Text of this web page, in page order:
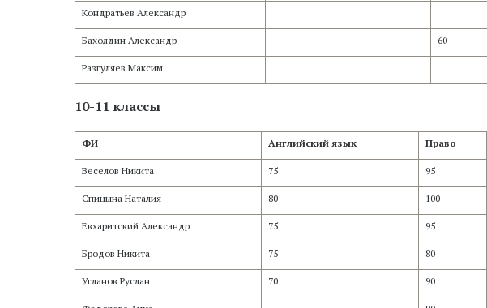
Кондратьев Александр
Бахолдин Александр 60
Разгуляев Максим
10-11 классы
ФИ Английский язык Право
Веселов Никита 75 95
Спицына Наталия 80 100
Евхаритский Александр 75 95
Бродов Никита 75 80
Угланов Руслан 70 90